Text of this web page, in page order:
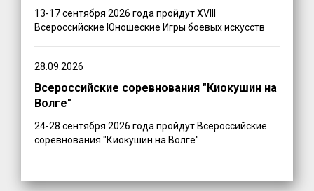
13-17 сентября 2026 года пройдут XVIII
Всероссийские Юношеские Игры боевых искусств
28.09.2026
Всероссийские соревнования "Киокушин на
Волге"
24-28 сентября 2026 года пройдут Всероссийские
соревнования "Киокушин на Волге"